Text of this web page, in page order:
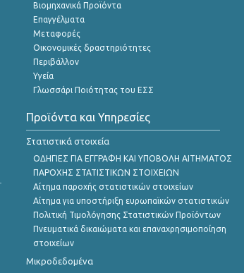
Βιομηχανικά Προϊόντα
Επαγγέλματα
Μεταφορές
Οικονομικές δραστηριότητες
Περιβάλλον
Υγεία
Γλωσσάρι Ποιότητας του ΕΣΣ
Προϊόντα και Υπηρεσίες
Στατιστικά στοιχεία
ΟΔΗΓΙΕΣ ΓΙΑ ΕΓΓΡΑΦΗ ΚΑΙ ΥΠΟΒΟΛΗ ΑΙΤΗΜΑΤΟΣ
ΠΑΡΟΧΗΣ ΣΤΑΤΙΣΤΙΚΩΝ ΣΤΟΙΧΕΙΩΝ
Αίτημα παροχής στατιστικών στοιχείων
Αίτημα για υποστήριξη ευρωπαϊκών στατιστικών
Πολιτική Τιμολόγησης Στατιστικών Προϊόντων
Πνευματικά δικαιώματα και επαναχρησιμοποίηση
στοιχείων
Μικροδεδομένα